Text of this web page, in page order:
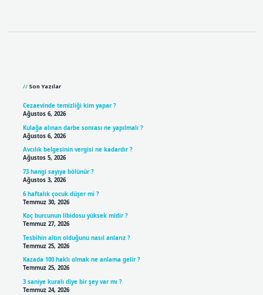
Son Yazılar
Cezaevinde temizliği kim yapar ?
Ağustos 6, 2026
Kulağa alınan darbe sonrası ne yapılmalı ?
Ağustos 6, 2026
Avcılık belgesinin vergisi ne kadardır ?
Ağustos 5, 2026
73 hangi sayıya bölünür ?
Ağustos 3, 2026
6 haftalık çocuk düşer mi ?
Temmuz 30, 2026
Koç burcunun libidosu yüksek midir ?
Temmuz 27, 2026
Tesbihin altın olduğunu nasıl anlarız ?
Temmuz 25, 2026
Kazada 100 haklı olmak ne anlama gelir ?
Temmuz 25, 2026
3 saniye kuralı diye bir şey var mı ?
Temmuz 24, 2026